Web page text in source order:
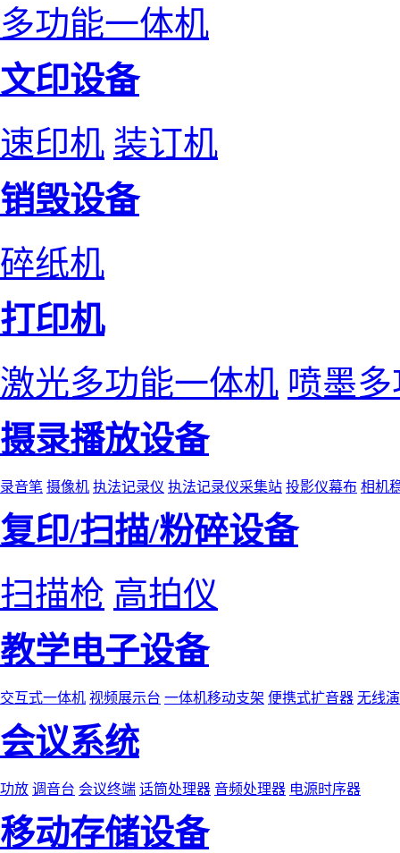
多功能一体机
文印设备
速印机 装订机
销毁设备
碎纸机
打印机
激光多功能一体机 喷墨
摄录播放设备
录音笔 摄像机 执法记录仪 执法记录仪采集站 投影仪幕布 相机
复印/扫描/粉碎设备
扫描枪 高拍仪
教学电子设备
交互式一体机 视频展示台 一体机移动支架 便携式扩音器 无线
会议系统
功放 调音台 会议终端 话筒处理器 音频处理器 电源时序器
移动存储设备